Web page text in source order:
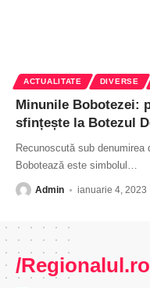
ACTUALITATE DIVERSE
Minunile Bobotezei:
sfințește la Botezul
Recunoscută sub
Bobotează este simbolul …
Admin ianuarie 4, 2023
/